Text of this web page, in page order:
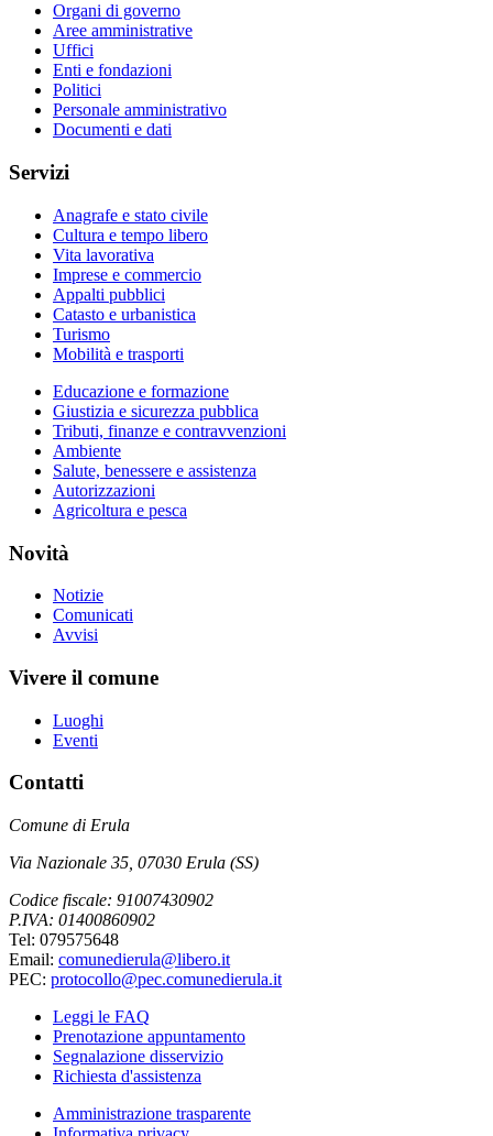
Organi di governo
Aree amministrative
Uffici
Enti e fondazioni
Politici
Personale amministrativo
Documenti e dati
Servizi
Anagrafe e stato civile
Cultura e tempo libero
Vita lavorativa
Imprese e commercio
Appalti pubblici
Catasto e urbanistica
Turismo
Mobilità e trasporti
Educazione e formazione
Giustizia e sicurezza pubblica
Tributi, finanze e contravvenzioni
Ambiente
Salute, benessere e assistenza
Autorizzazioni
Agricoltura e pesca
Novità
Notizie
Comunicati
Avvisi
Vivere il comune
Luoghi
Eventi
Contatti
Comune di Erula
Via Nazionale 35, 07030 Erula (SS)
Codice fiscale: 91007430902
P.IVA: 01400860902
Tel: 079575648
Email: comunedierula@libero.it
PEC: protocollo@pec.comunedierula.it
Leggi le FAQ
Prenotazione appuntamento
Segnalazione disservizio
Richiesta d'assistenza
Amministrazione trasparente